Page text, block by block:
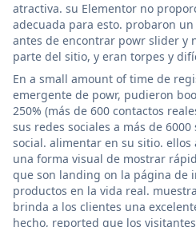
atractiva. su Elementor no
adecuada para esto. probaron
antes de encontrar powr slider y
parte del sitio, y eran torpes y
En a small amount of time de
emergente de powr, pudieron
250% (más de 600 contactos
sus redes sociales a más de
social. alimentar en su sitio.
una forma visual de mostrar
que son landing on la página de
productos en la vida real.
brinda a los clientes una
hecho, reported que los